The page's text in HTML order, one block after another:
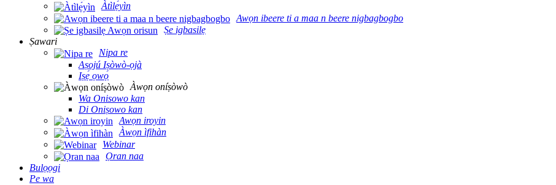
Àtìlẹ́yìn
Awọn ibeere ti a maa n beere nigbagbogbo
Ṣe igbasilẹ
Ṣawari
Nipa re
Aṣojú Iṣòwò-ọjà
Iṣẹ́ ọwọ́
Àwọn oníṣòwò
Wa Onisowo kan
Di Oniṣowo kan
Awọn iroyin
Àwọn ìfihàn
Webinar
Ọran naa
Bulọọgi
Pe wa